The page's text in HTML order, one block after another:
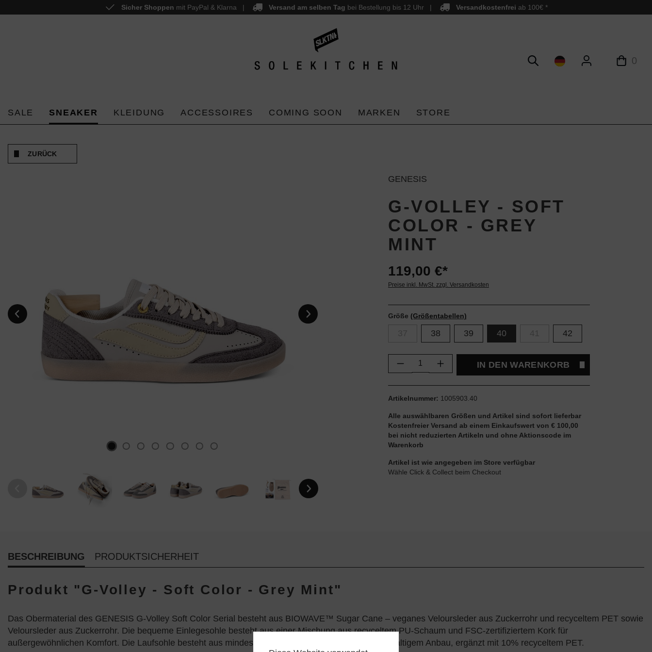
Zur Hauptnavigation springen
Sicher Shoppen mit PayPal & Klarna Versand am selben Tag bei Bestellung bis 12 Uhr Versandkostenfrei ab 100€ *
0
SALE SNEAKER KLEIDUNG ACCESSOIRES COMING SOON MARKEN STORE
ZURÜCK
GENESIS
G-VOLLEY - SOFT
COLOR - GREY
MINT
119,00 €*
Preise inkl. MwSt. zzgl. Versandkosten
Größe (Größentabellen)
38 39 40 42
Produkt Anzahl: Gib den gewünschten Wert ein
IN DEN WARENKORB
Artikelnummer: 1005903.40
Alle auswählbaren Größen und Artikel sind sofort lieferbar
Kostenfreier Versand ab einem Einkaufswert von € 100,00
bei nicht reduzierten Artikeln und ohne Aktionscode im
Warenkorb
Artikel ist wie angegeben im Store verfügbar
Wähle Click & Collect beim Checkout
BESCHREIBUNG PRODUKTSICHERHEIT
Produkt "G-Volley - Soft Color - Grey Mint"
Das Obermaterial des GENESIS G-Volley Soft Color Serial besteht aus BIOWAVE™ Sugar Cane – veganes Veloursleder aus Zuckerrohr und recyceltem PET sowie
Veloursleder aus Zuckerrohr. Die bequeme Einlegesohle besteht aus einer Mischung aus recyceltem PU-Schaum und FSC-zertifiziertem Kork für
außergewöhnlichen Komfort. Die Laufsohle besteht aus mindestens 40% Naturkautschuk aus nachhaltigem Anbau, ergänzt mit 10% recyceltem PET.